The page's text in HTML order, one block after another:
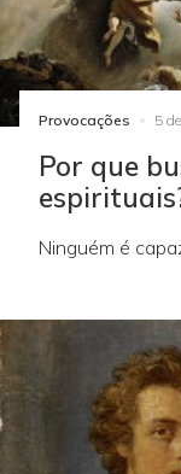
Provocações 5
Por que
Ninguém é